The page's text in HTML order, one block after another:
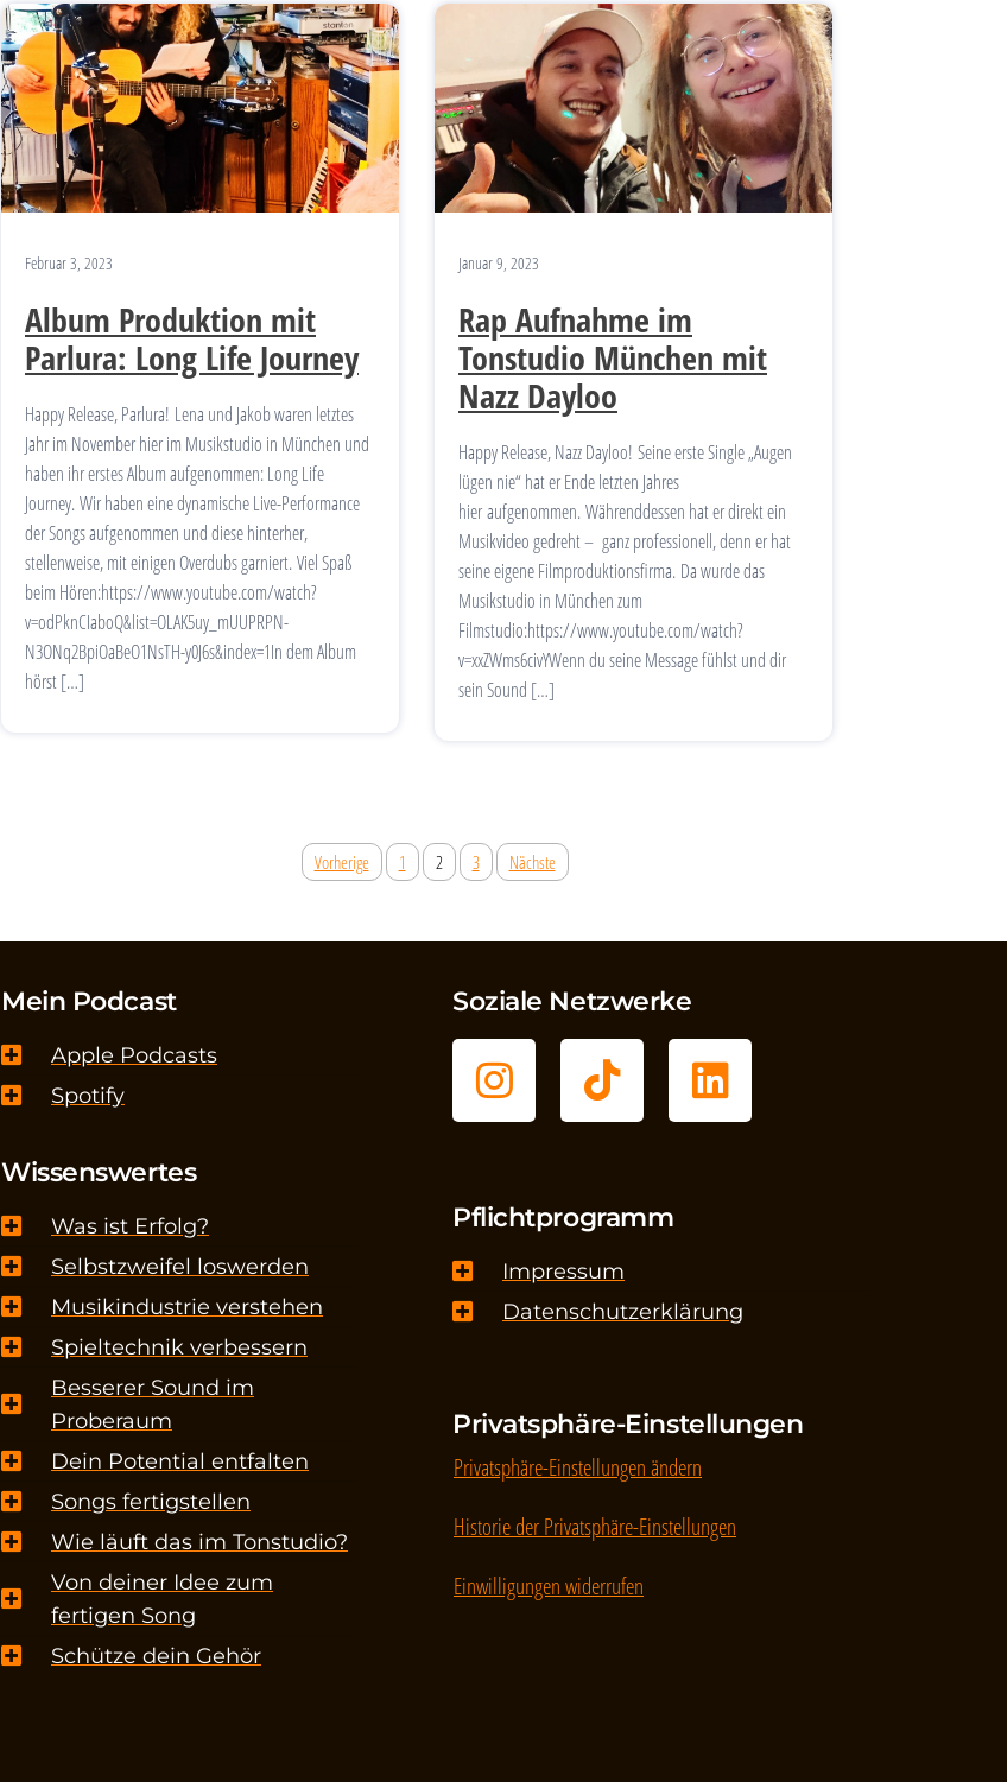
Februar 3, 2023
Album Produktion mit
Parlura: Long Life Journey
Happy Release, Parlura! Lena und Jakob waren letztes
Jahr im November hier im Musikstudio in München und
haben ihr erstes Album aufgenommen: Long Life
Journey. Wir haben eine dynamische Live-Performance
der Songs aufgenommen und diese hinterher,
stellenweise, mit einigen Overdubs garniert. Viel Spaß
beim Hören:https://www.youtube.com/watch?
v=odPknCIaboQ&list=OLAK5uy_mUUPRPN-
N3ONq2BpiOaBeO1NsTH-y0J6s&index=1In dem Album
hörst […]
Januar 9, 2023
Rap Aufnahme im
Tonstudio München mit
Nazz Dayloo
Happy Release, Nazz Dayloo! Seine erste Single „Augen
lügen nie“ hat er Ende letzten Jahres
hier aufgenommen. Währenddessen hat er direkt ein
Musikvideo gedreht – ganz professionell, denn er hat
seine eigene Filmproduktionsfirma. Da wurde das
Musikstudio in München zum
Filmstudio:https://www.youtube.com/watch?
v=xxZWms6civYWenn du seine Message fühlst und dir
sein Sound […]
Vorherige 1 2 3 Nächste
Mein Podcast
Apple Podcasts
Spotify
Wissenswertes
Was ist Erfolg?
Selbstzweifel loswerden
Musikindustrie verstehen
Spieltechnik verbessern
Besserer Sound im
Proberaum
Dein Potential entfalten
Songs fertigstellen
Wie läuft das im Tonstudio?
Von deiner Idee zum
fertigen Song
Schütze dein Gehör
Soziale Netzwerke
Pflichtprogramm
Impressum
Datenschutzerklärung
Privatsphäre-Einstellungen
Privatsphäre-Einstellungen ändern
Historie der Privatsphäre-Einstellungen
Einwilligungen widerrufen